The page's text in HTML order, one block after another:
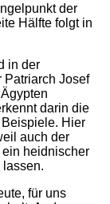
der
Hälfte folgt in
in der
Patriarch Josef
darin die
Hier
auch der
heidnischer
lassen.
für uns